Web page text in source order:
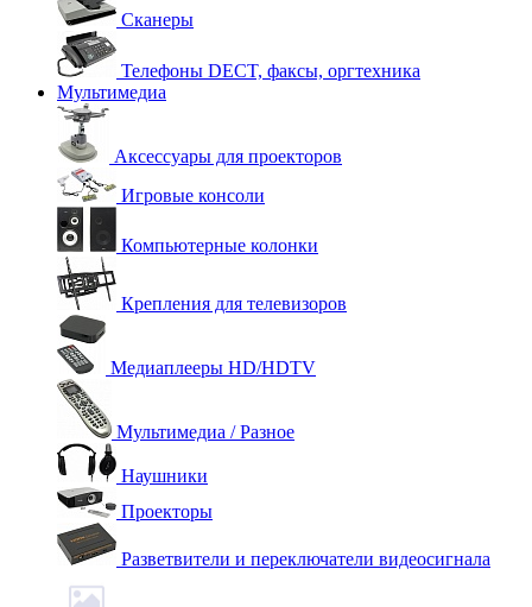
Сканеры
Телефоны DECT, факсы, оргтехника
Мультимедиа
Аксессуары для проекторов
Игровые консоли
Компьютерные колонки
Крепления для телевизоров
Медиаплееры HD/HDTV
Мультимедиа / Разное
Наушники
Проекторы
Разветвители и переключатели видеосигнала